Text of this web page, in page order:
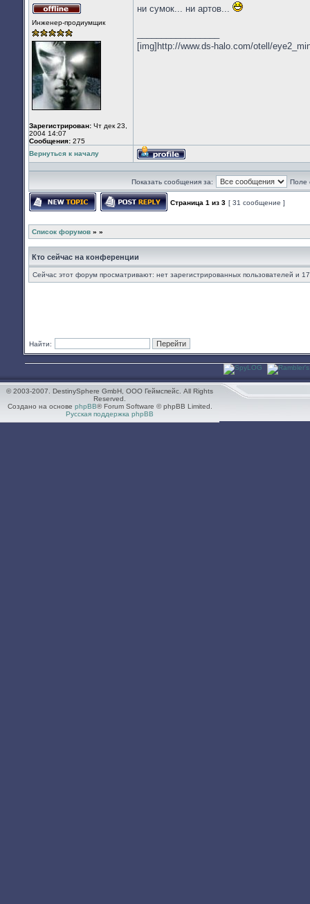
в
Инженер-продиумщик
Зарегистрирован: Чт дек 23,
2004 14:07
Сообщения: 275
ни сумок... ни артов...
[img]http://www.ds-halo.com/otell/
Вернуться к началу
Профиль
Показать сообщения за: Поле
Страница 1 из 3 [ 31 сообщение ]
Список форумов » »
Кто сейчас на конференции
Сейчас этот форум просматривают: нет зарегистрированных пользователей и 17
Найти:
© 2003-2007. DestinySphere GmbH, ООО Геймспейс. All Rights
Reserved.
Создано на основе phpBB® Forum Software © phpBB Limited.
Русская поддержка phpBB